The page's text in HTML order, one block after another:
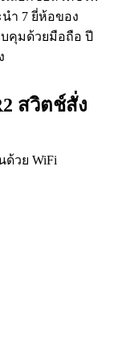
ำ 7 ยี่ห้อของ
คุมด้วยมือถือ ปี
สวิตช์สั่ง